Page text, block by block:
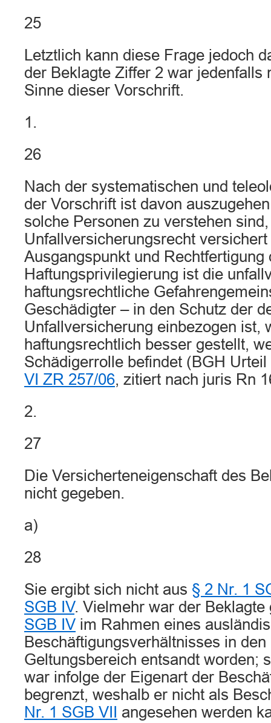
25
Letztlich kann diese Frage jedoch
der Beklagte Ziffer 2 war jedenfalls
Sinne dieser Vorschrift.
1.
26
Nach der systematischen und
der Vorschrift ist davon
solche Personen zu verstehen
Unfallversicherungsrecht
Ausgangspunkt und Rechtfertigung
Haftungsprivilegierung ist die
haftungsrechtliche
Geschädigter – in den Schutz der
Unfallversicherung einbezogen ist,
haftungsrechtlich besser gestellt,
Schädigerrolle befindet (BGH
VI ZR 257/06, zitiert nach juris Rn
2.
27
Die Versicherteneigenschaft des
nicht gegeben.
a)
28
Sie ergibt sich nicht aus § 2 Nr. 1
SGB IV. Vielmehr war der
SGB IV im Rahmen eines
Beschäftigungsverhältnisses in den
Geltungsbereich entsandt worden;
war infolge der Eigenart der
begrenzt, weshalb er nicht als
Nr. 1 SGB VII
angesehen werden